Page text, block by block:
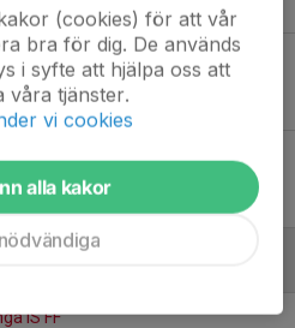
FK 1
IS FF
(cookies) för att vår
bra för dig. De används
i syfte att hjälpa oss att
våra tjänster.
vi cookies
alla kakor